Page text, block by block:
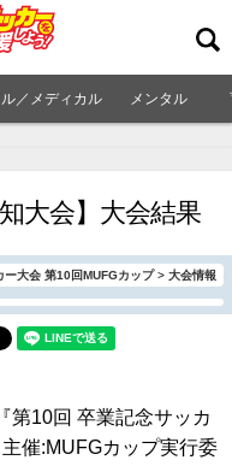
／メディカル メンタル
大会】大会結果
ー大会 第10回MUFGカップ> 大会情報
第10回 卒業記念サッカ
催:MUFGカップ実行委